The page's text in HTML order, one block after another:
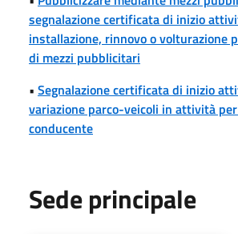
segnalazione certificata di inizio
installazione, rinnovo o volturazione
di mezzi pubblicitari
• Segnalazione certificata di inizio
variazione parco-veicoli in attività
conducente
Sede principale